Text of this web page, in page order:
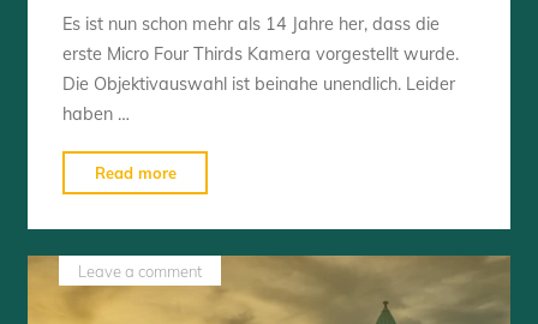
Es ist nun schon mehr als 14 Jahre her, dass die
erste Micro Four Thirds Kamera vorgestellt wurde.
Die Objektivauswahl ist beinahe unendlich. Leider
haben …
Read more
liebsten
Objektive
im
Leave a comment